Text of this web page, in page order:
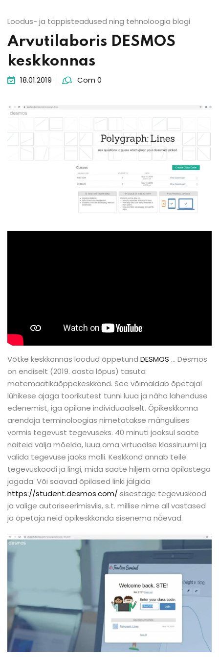
Loodus- ja täppisteadused ning tehnoloogia blogi
Arvutilaboris DESMOS
keskkonnas
18.01.2019 Com 0
Võtke keskkonnas loodud õppetund DESMOS … Desmos
on endiselt (2019. aasta lõpus) tasuta
matemaatikaõppekeskkond. See võimaldab õpetajal
lühikese ajaga toorikutest tunni luua ja näha lahenduse
edenemist, iga õpilane individuaalselt. Õpikeskkonna
arendaja terminoloogias nimetatakse mängulises
vormis tegevust tegevuseks. 40 minuti jooksul saate
näiteid välja mõelda, luua oma virtuaalse klassiruumi ja
valida tegevuse jaoks malli. Keskkond annab teile
tegevuskoodi ja lingi, mida saate hiljem oma õpilastega
jagada. Või saavad õpilased linki jälgida
https://student.desmos.com/ sisestage tegevuskood
ja valige autoriseerimisviis, s.t. millise nime all vastased
ja õpetaja neid õpikeskkonda sisenema näevad.